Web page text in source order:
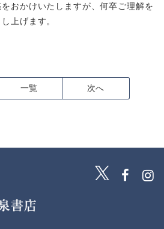
おかけいたしますが、何卒ご理解を
上げます。
一覧 次へ